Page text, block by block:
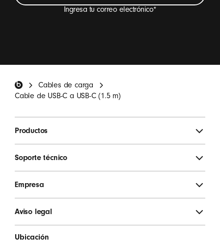
Ingresa tu correo electrónico*
invitaciones a participar en encuestas.*
REGISTRARSE
Cables de carga
Cable de USB-C a USB-C (1.5 m)
Productos
Soporte técnico
Empresa
Aviso legal
Ubicación